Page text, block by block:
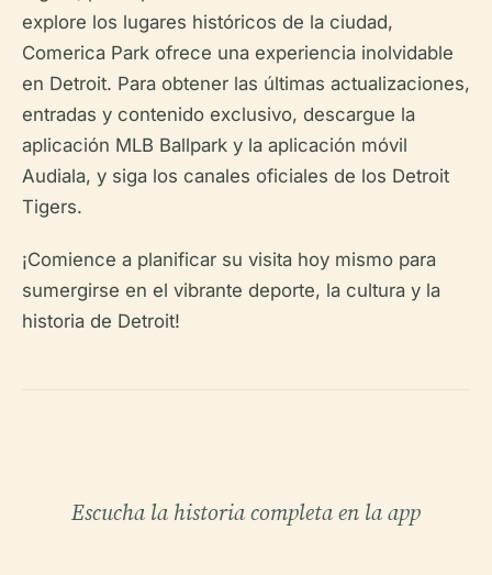
explore los lugares históricos de la ciudad,
Comerica Park ofrece una experiencia inolvidable
en Detroit. Para obtener las últimas actualizaciones,
entradas y contenido exclusivo, descargue la
aplicación MLB Ballpark y la aplicación móvil
Audiala, y siga los canales oficiales de los Detroit
Tigers.
¡Comience a planificar su visita hoy mismo para
sumergirse en el vibrante deporte, la cultura y la
historia de Detroit!
Escucha la historia completa en la app